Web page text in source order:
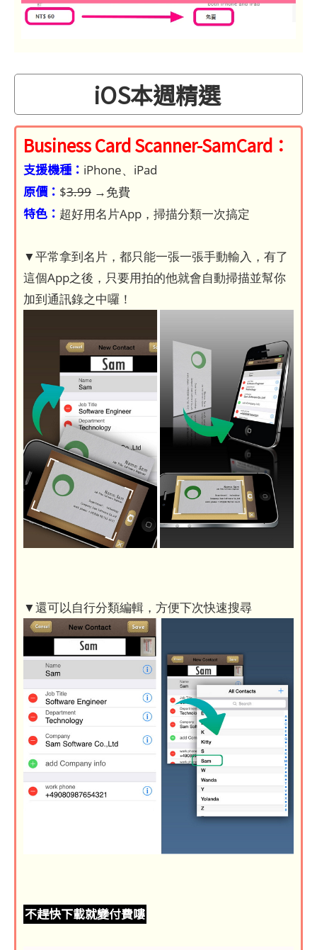
iOS本週精選
Business Card Scanner-SamCard：
支援機種： iPhone、iPad
原價： $3.99 →免費
特色： 超好用名片App，掃描分類一次搞定
▼平常拿到名片，都只能一張一張手動輸入，有了
這個App之後，只要用拍的他就會自動掃描並幫你
加到通訊錄之中囉！
▼還可以自行分類編輯，方便下次快速搜尋
不趕快下載就變付費嘍